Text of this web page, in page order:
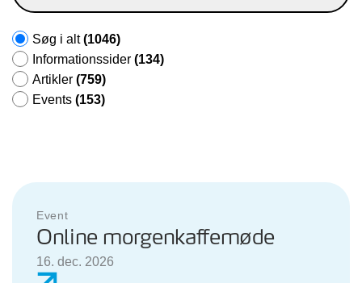
Søg i alt(1046)
Informationssider (134)
Artikler (759)
Events (153)
Event
Online morgenkaffemøde
16. dec. 2026